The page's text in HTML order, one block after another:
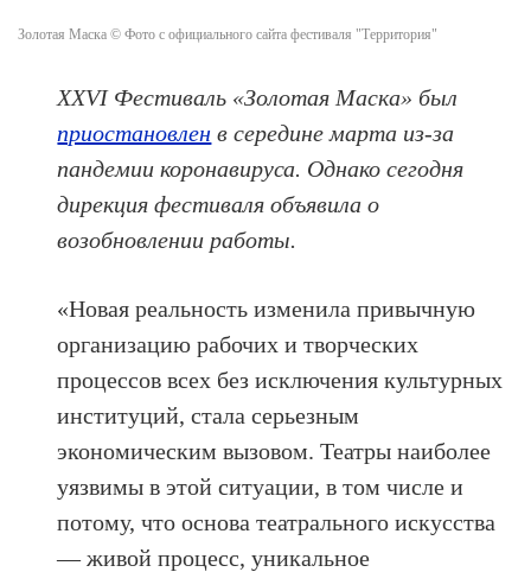
Золотая Маска © Фото с официального сайта фестиваля "Территория"
XXVI Фестиваль «Золотая Маска» был
приостановлен в середине марта из-за
пандемии коронавируса. Однако сегодня
дирекция фестиваля объявила о
возобновлении работы.
«Новая реальность изменила привычную
организацию рабочих и творческих
процессов всех без исключения культурных
институций, стала серьезным
экономическим вызовом. Театры наиболее
уязвимы в этой ситуации, в том числе и
потому, что основа театрального искусства
— живой процесс, уникальное